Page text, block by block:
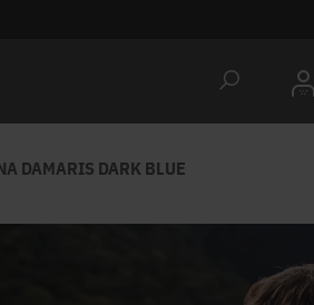
DAMARIS DARK BLUE